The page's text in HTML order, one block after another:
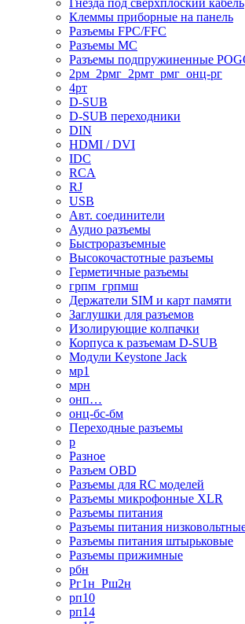
Клеммы приборные на панель
Разъемы FPC/FFC
Разъемы MC
Разъемы подпружиненные
2рм_2рмг_2рмт_рмг_онц-рг
4рт
D-SUB
D-SUB переходники
DIN
HDMI / DVI
IDC
RCA
RJ
USB
Авт. соединители
Аудио разъемы
Быстроразъемные
Высокочастотные разъемы
Герметичные разъемы
грпм_грпмш
Держатели SIM и карт памяти
Заглушки для разъемов
Изолирующие колпачки
Корпуса к разъемам D-SUB
Модули Keystone Jack
мр1
мрн
онп…
онц-бс-бм
Переходные разъемы
р
Разное
Разъем OBD
Разъемы для RC моделей
Разъемы микрофонные XLR
Разъемы питания
Разъемы питания
Разъемы питания штырьковые
Разъемы прижимные
рбн
Рг1н_Рш2н
рп10
рп14